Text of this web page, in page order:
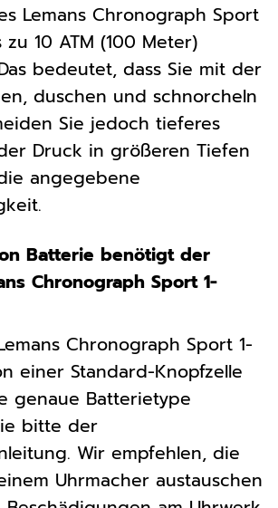
Lemans Chronograph Sport
zu 10 ATM (100 Meter)
bedeutet, dass Sie mit der
duschen und schnorcheln
Sie jedoch tieferes
Druck in größeren Tiefen
angegebene
Batterie benötigt der
Chronograph Sport 1-
Chronograph Sport 1-
einer Standard-Knopfzelle
genaue Batterietype
bitte der
Wir empfehlen, die
Uhrmacher austauschen